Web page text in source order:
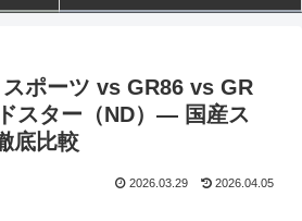
ポーツ vs GR86 vs GR
スター（ND）— 国産ス
底比較
2026.03.29 2026.04.05